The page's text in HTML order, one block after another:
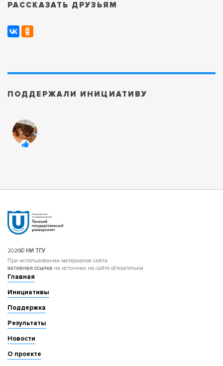
РАССКАЗАТЬ ДРУЗЬЯМ
ПОДДЕРЖАЛИ ИНИЦИАТИВУ
2026© НИ ТГУ
При использовании материалов сайта
активная ссылка на источник на сайте обязательна
Главная
Инициативы
Поддержка
Результаты
Новости
О проекте